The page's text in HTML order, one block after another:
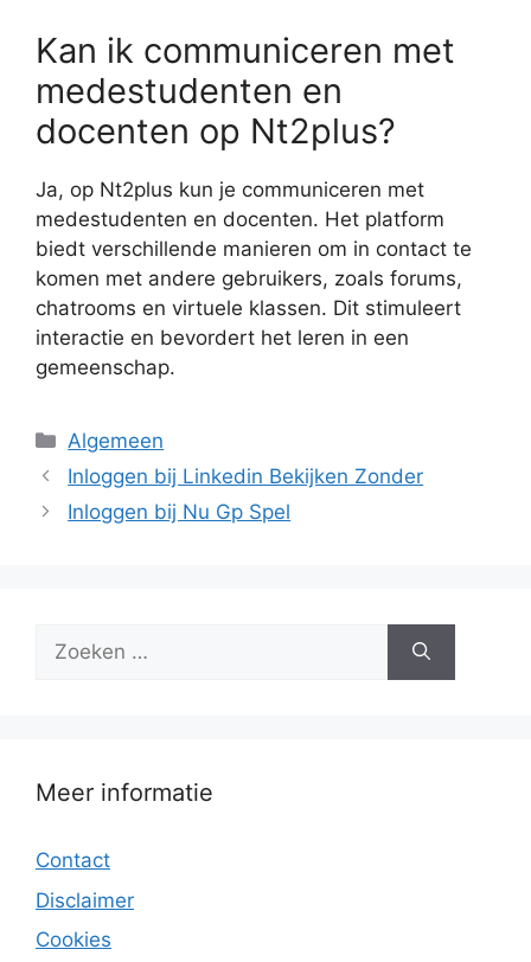
Kan ik communiceren met
medestudenten en
docenten op Nt2plus?
Ja, op Nt2plus kun je communiceren met
medestudenten en docenten. Het platform
biedt verschillende manieren om in contact te
komen met andere gebruikers, zoals forums,
chatrooms en virtuele klassen. Dit stimuleert
interactie en bevordert het leren in een
gemeenschap.
Categorieën
Algemeen
Inloggen bij Linkedin Bekijken Zonder
Inloggen bij Nu Gp Spel
Zoek
Meer informatie
Contact
Disclaimer
Cookies